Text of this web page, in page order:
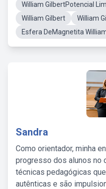
William GilbertPotencial
William Gilbert
William
Esfera DeMagnetita
Sandra
Como orientador, minha
progresso dos alunos no
técnicas pedagógicas
autênticas e são